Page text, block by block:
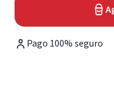
Pago 100% seguro